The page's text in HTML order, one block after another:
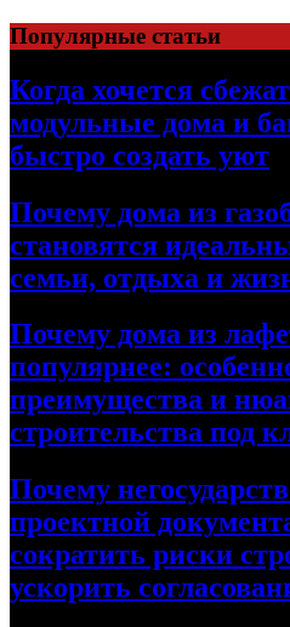
Перейти
к
содержимому
Популярные статьи
Когда хочется
модульные дома и
быстро создать уют
Почему дома из
становятся
семьи, отдыха и
Почему дома из
популярнее:
преимущества и
строительства под
Почему
проектной
сократить риски
ускорить